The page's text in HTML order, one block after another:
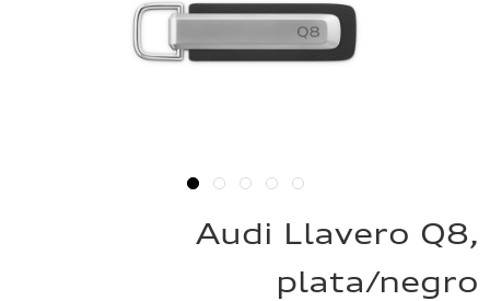
Audi Llavero Q8,
plata/negro